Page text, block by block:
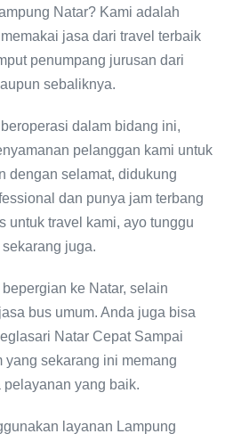
Natar? Kami adalah
jasa dari travel terbaik
penumpang jurusan dari
sebaliknya.
dalam bidang ini,
pelanggan kami untuk
dengan selamat, didukung
dan punya jam terbang
untuk travel kami, ayo tunggu
juga.
ke Natar, selain
bus umum. Anda juga bisa
Natar Cepat Sampai
yang sekarang ini memang
yang baik.
layanan Lampung